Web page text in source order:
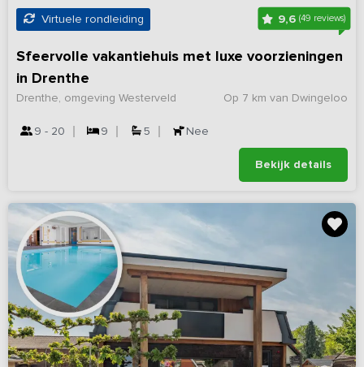
Virtuele rondleiding 9,6(49 reviews)
Sfeervolle vakantiehuis met luxe voorzieningen
in Drenthe
Op 7 km van Dwingeloo
Drenthe, omgeving Westerveld
9 - 20 9 5 Nee
Bekijk details